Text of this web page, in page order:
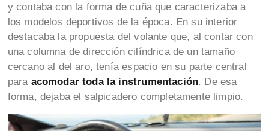
y contaba con la forma de cuña que caracterizaba a
los modelos deportivos de la época. En su interior
destacaba la propuesta del volante que, al contar con
una columna de dirección cilíndrica de un tamaño
cercano al del aro, tenía espacio en su parte central
para acomodar toda la instrumentación. De esa
forma, dejaba el salpicadero completamente limpio.